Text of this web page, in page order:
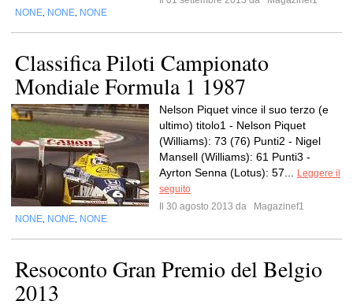
NONE NONE NONE
Classifica Piloti Campionato
Mondiale Formula 1 1987
Nelson Piquet vince il suo terzo (e
ultimo) titolo1 - Nelson Piquet
(Williams): 73 (76) Punti2 - Nigel
Mansell (Williams): 61 Punti3 -
Ayrton Senna (Lotus): 57...
Leggere il
seguito
Il 30 agosto 2013 da
Magazinef1
NONE NONE NONE
Resoconto Gran Premio del Belgio
2013